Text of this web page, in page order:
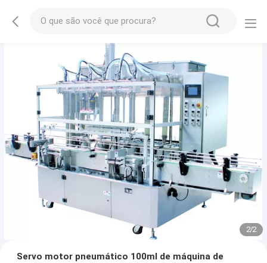
2/2
Servo motor pneumático 100ml de máquina de